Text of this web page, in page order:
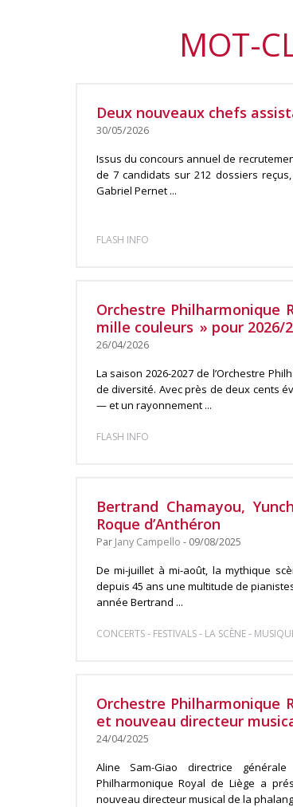
MOT-
Deux nouveaux chefs
30/05/2026
Issus du concours annuel de
de 7 candidats sur 212 dossiers
Gabriel Pernet ...
FLASH INFO
Orchestre Philharmonique
mille couleurs » pour 2026/
26/04/2026
La saison 2026-2027 de l’Orchestre
de diversité. Avec près de deux cents
— et un rayonnement ...
FLASH INFO
Bertrand Chamayou,
Roque d’Anthéron
Par Jany Campello - 09/08/2025
De mi-juillet à mi-août, la mythique
depuis 45 ans une multitude de
année Bertrand ...
CONCERTS- FESTIVALS- LA SCÈNE-
Orchestre Philharmonique
et nouveau directeur
24/04/2025
Aline Sam-Giao directrice
Philharmonique Royal de Liège a
nouveau directeur musical de la